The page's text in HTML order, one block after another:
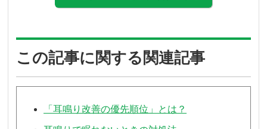
この記事に関する関連記事
「耳鳴り改善の優先順位」とは？